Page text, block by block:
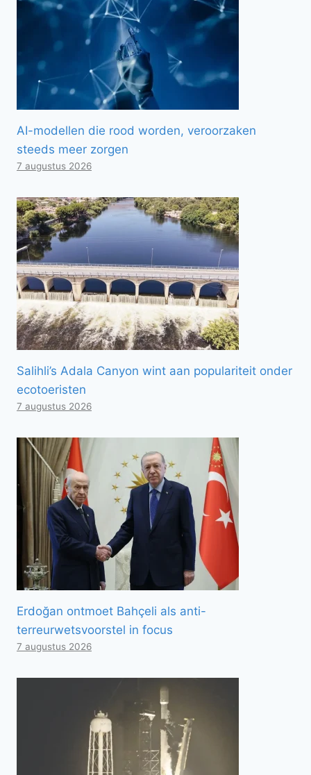
AI-modellen die rood worden, veroorzaken
steeds meer zorgen
7 augustus 2026
Salihli’s Adala Canyon wint aan populariteit onder
ecotoeristen
7 augustus 2026
Erdoğan ontmoet Bahçeli als anti-
terreurwetsvoorstel in focus
7 augustus 2026